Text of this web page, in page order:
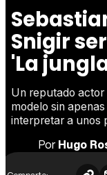
Snigir
'La
Un reputado
modelo sin
interpretar a unos
PorHugo